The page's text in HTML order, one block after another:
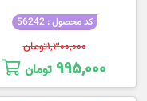
کد محصول : 56242
۱,۳۰۰,۰۰۰تومان
۹۹۵,۰۰۰ تومان